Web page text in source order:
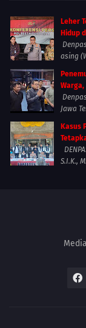
Leher
Hidup
asing
Jawa
Kasus
S.I.K.,